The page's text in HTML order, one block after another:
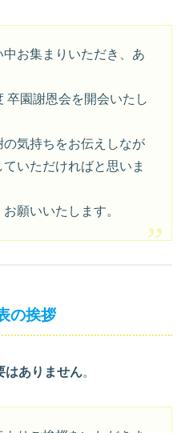
お集まりいただき、あ
卒園謝恩会を開会いたし
気持ちをお伝えしなが
いただければと思いま
願いいたします。
の挨拶
はありません。